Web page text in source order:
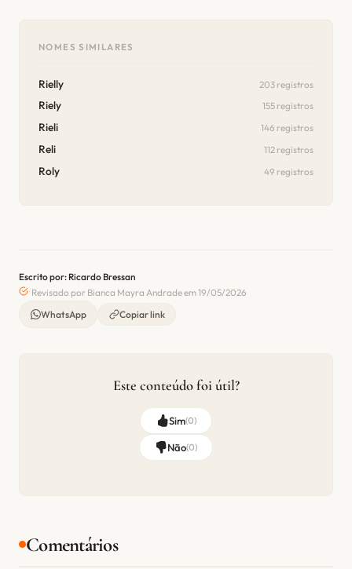
NOMES SIMILARES
Rielly 203 registros
Riely 155 registros
Rieli 146 registros
Reli 112 registros
Roly 49 registros
Escrito por: Ricardo Bressan
Revisado por Bianca Mayra Andrade em 19/05/2026
WhatsApp
Copiar link
Este conteúdo foi útil?
Sim(0)
Não(0)
Comentários